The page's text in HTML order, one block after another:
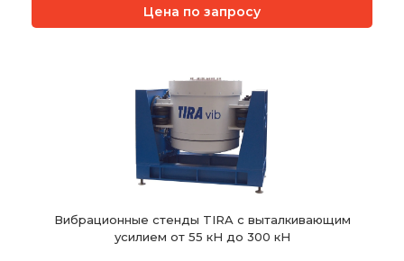
Цена по запросу
Вибрационные стенды TIRA с выталкивающим
усилием от 55 кН до 300 кН